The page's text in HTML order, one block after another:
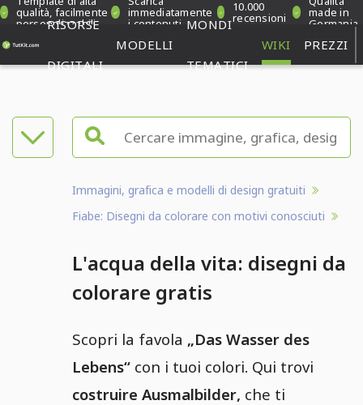
qualità, facilmente
personalizzabili
immediatamente
i contenuti
10.000
recensioni made in
Germania
RISORSE
DIGITALI
MODELLI
MONDI
TEMATICI
WIKI PREZZI
Immagini, grafica e modelli di design gratuiti
Fiabe: Disegni da colorare con motivi conosciuti
L'acqua della vita: disegni da
colorare gratis
Scopri la favola „Das Wasser des
Lebens“ con i tuoi colori. Qui trovi
costruire Ausmalbilder, che ti